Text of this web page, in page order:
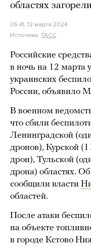
областях
05:41, 12 марта 2024
Источник: ТАСС
Российские
в ночь на 12 марта
украинских
России, объявило
В военном
что сбили
Ленинградской
дронов), Курской
дрон), Тульской
дрона) областях.
сообщили власти
областей.
После атаки
на объекте
в городе Кстово